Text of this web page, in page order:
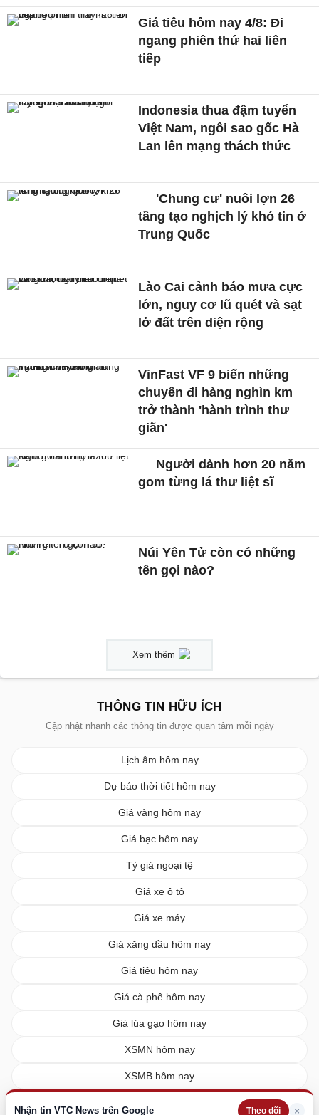
Nhận tin VTC News trên Google Theo dõi ×
Giá tiêu hôm nay 4/8: Đi
ngang phiên thứ hai liên
tiếp
Indonesia thua đậm tuyển
Việt Nam, ngôi sao gốc Hà
Lan lên mạng thách thức
'Chung cư' nuôi lợn 26
tầng tạo nghịch lý khó tin ở
Trung Quốc
Lào Cai cảnh báo mưa cực
lớn, nguy cơ lũ quét và sạt
lở đất trên diện rộng
VinFast VF 9 biến những
chuyến đi hàng nghìn km
trở thành 'hành trình thư
giãn'
Người dành hơn 20 năm
gom từng lá thư liệt sĩ
Núi Yên Tử còn có những
tên gọi nào?
Xem thêm
THÔNG TIN HỮU ÍCH
Cập nhật nhanh các thông tin được quan tâm mỗi ngày
Lịch âm hôm nay
Dự báo thời tiết hôm nay
Giá vàng hôm nay
Giá bạc hôm nay
Tỷ giá ngoại tệ
Giá xe ô tô
Giá xe máy
Giá xăng dầu hôm nay
Giá tiêu hôm nay
Giá cà phê hôm nay
Giá lúa gạo hôm nay
XSMN hôm nay
XSMB hôm nay